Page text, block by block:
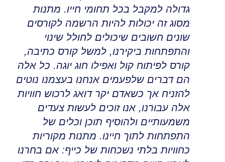
גדולה למקבל בכל תחומי חייו. מתנות
מסוג זה יכולות להיות הרשמה לקורסים
שונים חשובים שיכולים לחולל שינוי
והתפתחות ביקירנו, למשל קורס כתיבה,
קורס לפיתוח קול ואפילו חוג יוגה. כל אלה
הם דברים שלפעמים אנחנו בעצמנו נוטים
להזניח אך כשאדם יקר דואג לרכוש חוויות
אלה עבורנו, אנו זוכים לעשות צעדים
משמעותיים ולהוסיף תוכן וכלים של
התפתחות לתוך חיינו. מתנות מקוריות
כחוויות בלתי נשכחות של כייף: אם בחרנו